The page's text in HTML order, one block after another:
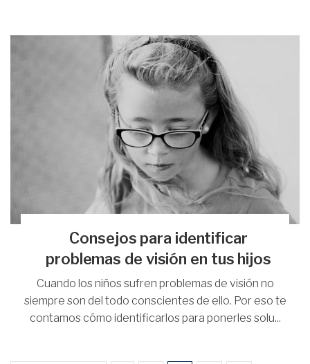
Consejos para identificar
problemas de visión en tus hijos
Cuando los niños sufren problemas de visión no
siempre son del todo conscientes de ello. Por eso te
contamos cómo identificarlos para ponerles solu...